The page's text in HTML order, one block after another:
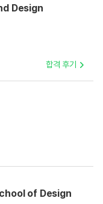
Design
합격 후기
of Design